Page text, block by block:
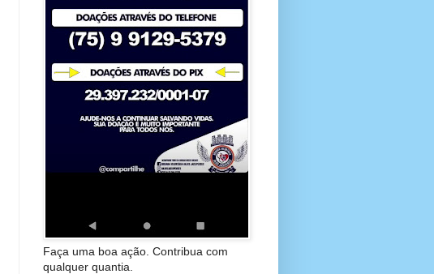
Faça uma boa ação. Contribua com
qualquer quantia.